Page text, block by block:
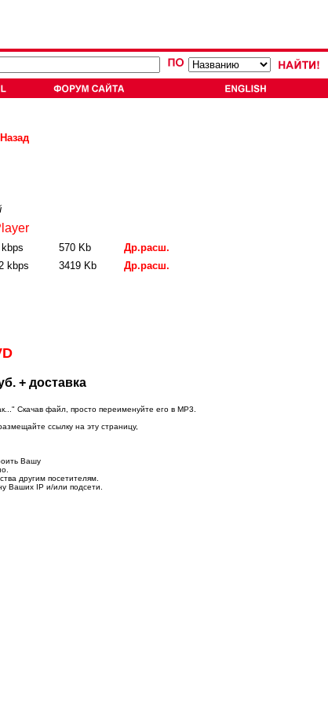
Назад
570 Kb
Др.расш.
kbps 3419 Kb
Др.расш.
+ доставка
Скачав файл, просто переименуйте его в MP3.
ссылку на эту страницу,
Вашу
другим посетителям.
Ваших IP и/или подсети.